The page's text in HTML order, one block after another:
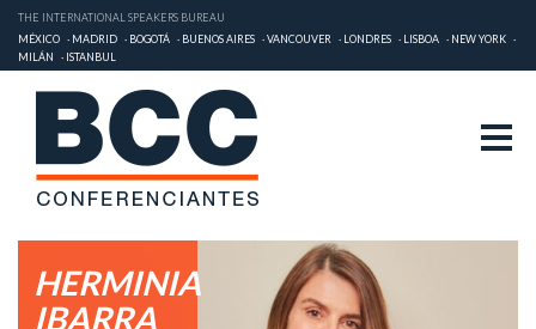
THE INTERNATIONAL SPEAKERS BUREAU
MÉXICO
MADRID BOGOTÁ BUENOS AIRES VANCOUVER LONDRES LISBOA
NEW YORK
MILÁN
ISTANBUL
HERMINIA
IBARRA